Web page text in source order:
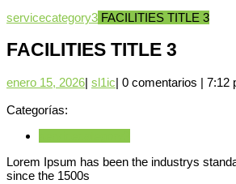
Botón
Cierre
servicecategory3 FACILITIES TITLE 3
FACILITIES TITLE 3
enero 15, 2026enero
| sl1icsl1ic
| 0 comentarios | 7:12
Categorías:
Lorem Ipsum has been the industrys
since the 1500s